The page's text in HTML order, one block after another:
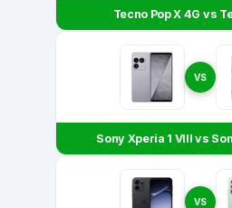
Tecno Pop X 4G vs
VS
Sony Xperia 1 VIII vs
VS